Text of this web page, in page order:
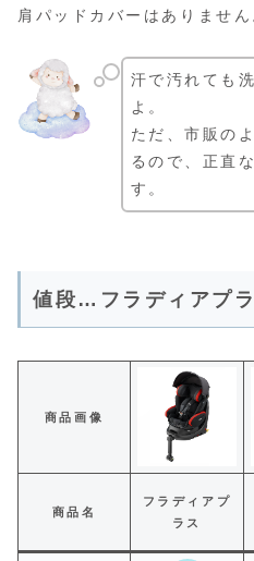
肩パッドカバーはありません
汗で汚れても
よ。
ただ、市販の
るので、正直
す。
値段…フラディアプ
商品画像
商品名
フラディアプ
ラス